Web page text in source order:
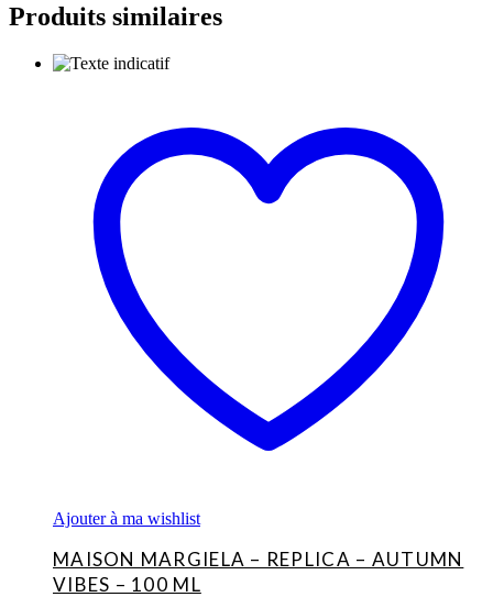
Produits similaires
Ajouter à ma wishlist
MAISON MARGIELA – REPLICA – AUTUMN
VIBES – 100 ML